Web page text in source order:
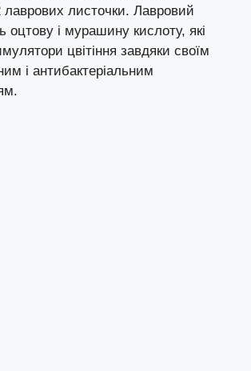
лаврових листочки. Лавровий
оцтову і мурашину кислоту, які
цвітіння завдяки своїм
і антибактеріальним